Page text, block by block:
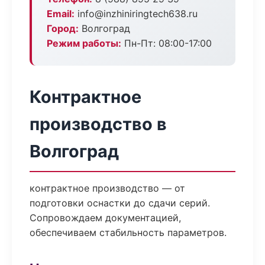
Email: info@inzhiniringtech638.ru
Город: Волгоград
Режим работы: Пн-Пт: 08:00-17:00
Контрактное
производство в
Волгоград
контрактное производство — от
подготовки оснастки до сдачи серий.
Сопровождаем документацией,
обеспечиваем стабильность параметров.